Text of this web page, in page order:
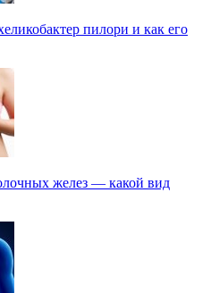
пилори и как его
желез — какой вид